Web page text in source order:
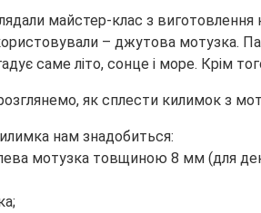
майстер-клас з виготовлення
– джутова мотузка.
саме літо, сонце і море. Крім
як сплести килимок з
нам знадобиться:
мотузка товщиною 8 мм (для